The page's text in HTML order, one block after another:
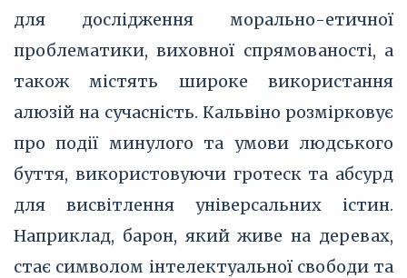
для дослідження морально-етичної
проблематики, виховної спрямованості, а
також містять широке використання
алюзій на сучасність. Кальвіно розмірковує
про події минулого та умови людського
буття, використовуючи гротеск та абсурд
для висвітлення універсальних істин.
Наприклад, барон, який живе на деревах,
стає символом інтелектуальної свободи та